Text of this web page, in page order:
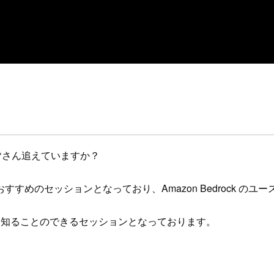
ん追えていますか？
すめのセッションとなっており、Amazon Bedrock のユ
ことのできるセッションとなっております。